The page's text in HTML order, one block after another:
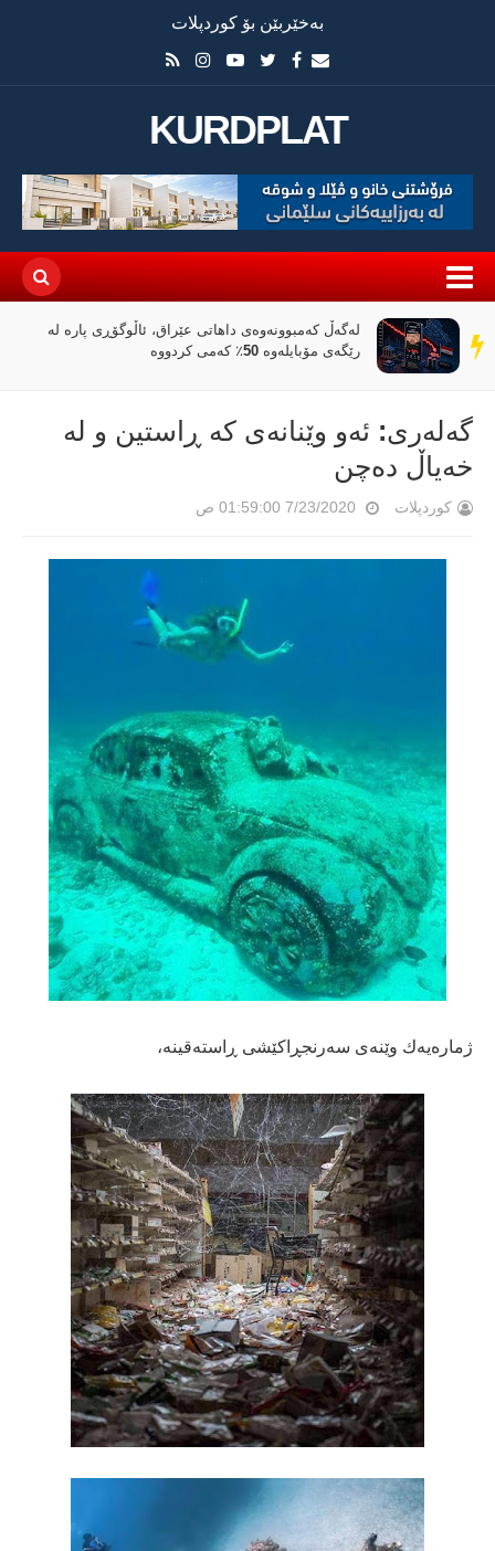
بەخێربێن بۆ کوردپلات
KURDPLAT
سەر
دێڕ
لەگەڵ کەمبوونەوەی داهاتی عێراق، ئاڵوگۆڕی پارە لە
رێگەی مۆبایلەوە 50٪ کەمی کردووە
گەلەری: ئەو وێنانەی كە ڕاستین و لە
خەیاڵ دەچن
کوردپلات 7/23/2020 01:59:00 ص
ژمارەیەك وێنەی سەرنجڕاكێشی ڕاستەقینە،